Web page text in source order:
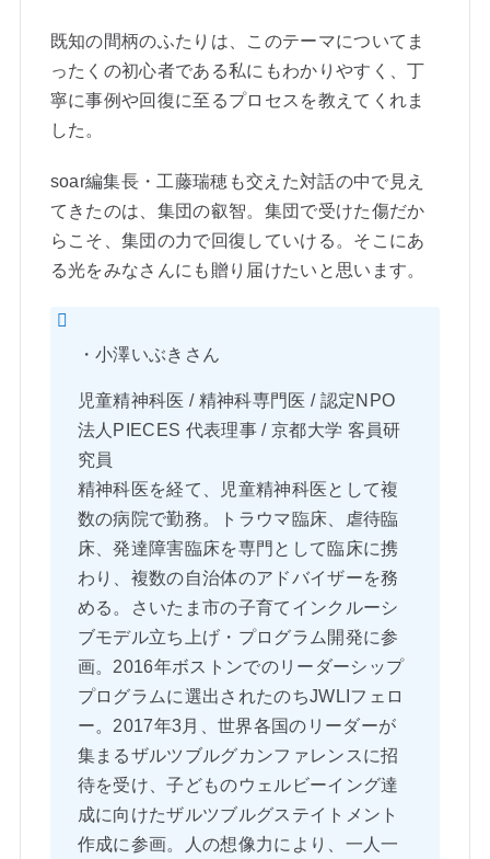
既知の間柄のふたりは、このテーマについてま
ったくの初心者である私にもわかりやすく、丁
寧に事例や回復に至るプロセスを教えてくれま
した。
soar編集長・工藤瑞穂も交えた対話の中で見え
てきたのは、集団の叡智。集団で受けた傷だか
らこそ、集団の力で回復していける。そこにあ
る光をみなさんにも贈り届けたいと思います。
・小澤いぶきさん
児童精神科医 / 精神科専門医 / 認定NPO
法人PIECES 代表理事 / 京都大学 客員研
究員
精神科医を経て、児童精神科医として複
数の病院で勤務。トラウマ臨床、虐待臨
床、発達障害臨床を専門として臨床に携
わり、複数の自治体のアドバイザーを務
める。さいたま市の子育てインクルーシ
ブモデル立ち上げ・プログラム開発に参
画。2016年ボストンでのリーダーシップ
プログラムに選出されたのちJWLIフェロ
ー。2017年3月、世界各国のリーダーが
集まるザルツブルグカンファレンスに招
待を受け、子どものウェルビーイング達
成に向けたザルツブルグステイトメント
作成に参画。人の想像力により、一人一